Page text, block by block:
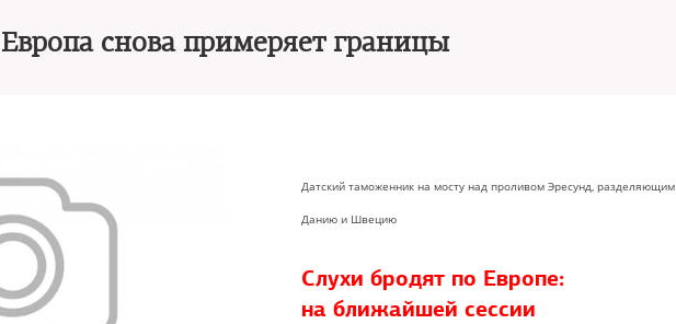
Европа снова примеряет границы
Датский таможенник на мосту над проливом Эресунд, разделяющим
Данию и Швецию
Слухи бродят по Европе:
на ближайшей сессии